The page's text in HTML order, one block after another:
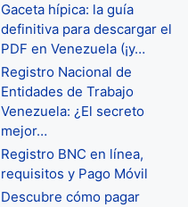
Gaceta hípica: la guía
definitiva para descargar el
PDF en Venezuela (¡y…
Registro Nacional de
Entidades de Trabajo
Venezuela: ¿El secreto
mejor…
Registro BNC en línea,
requisitos y Pago Móvil
Descubre cómo pagar